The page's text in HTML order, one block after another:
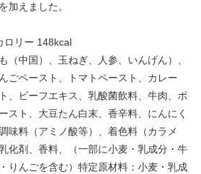
加えました。
ロリー 148kcal
（中国）、玉ねぎ、人参、いんげん）、
ごペースト、トマトペースト、カレー
、ビーフエキス、乳酸菌飲料、牛肉、ポ
スト、大豆たん白末、香辛料、にんにく
味料（アミノ酸等）、着色料（カラメ
化剤、香料、（一部に小麦・乳成分・牛
りんごを含む）特定原材料：小麦・乳成